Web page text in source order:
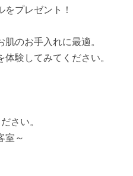
をプレゼント！
のお手入れに最適。
験してみてください。
さい。
室～